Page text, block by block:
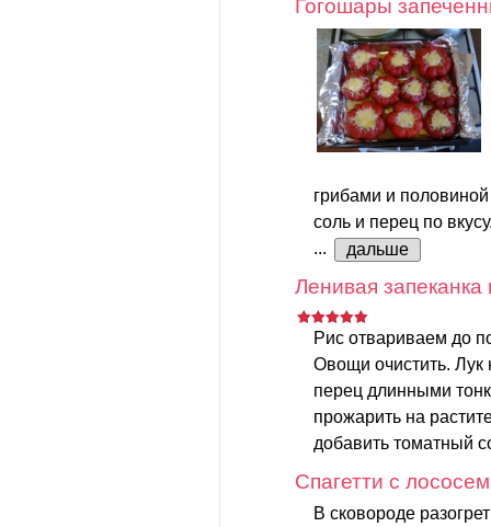
Гогошары
грибами и
соль и перец по
...
дальше
Ленивая
Рис отвариваем до
Овощи очистить. Лук
перец длинными
прожарить на
добавить томатный
Спагетти с
В сковороде